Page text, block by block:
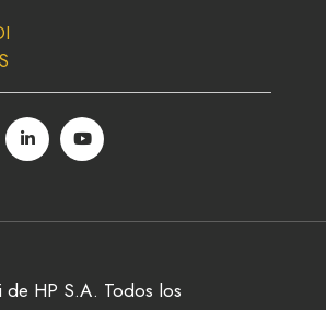
HP S.A. Todos los